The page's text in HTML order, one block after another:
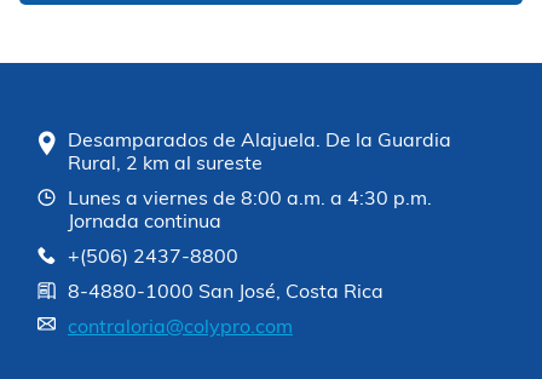
Desamparados de Alajuela. De la Guardia
Rural, 2 km al sureste
Lunes a viernes de 8:00 a.m. a 4:30 p.m.
Jornada continua
+(506) 2437-8800
8-4880-1000 San José, Costa Rica
contraloria@colypro.com